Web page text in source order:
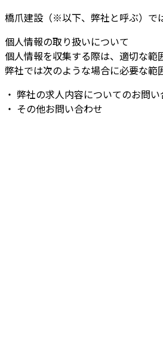
橋爪建設（※以下、弊社と呼ぶ）で
個人情報の取り扱いについて
個人情報を収集する際は、適切な範
弊社では次のような場合に必要な範
・ 弊社の求人内容についてのお問
・ その他お問い合わせ